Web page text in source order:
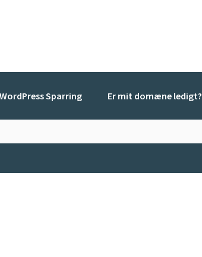
Sparring Er mit domæne ledigt?